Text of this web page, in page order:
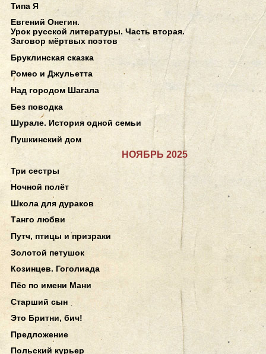
Типа Я
Евгений Онегин.
Урок русской литературы. Часть вторая.
Заговор мёртвых поэтов
Бруклинская сказка
Ромео и Джульетта
Над городом Шагала
Без поводка
Шурале. История одной семьи
Пушкинский дом
НОЯБРЬ 2025
Три сестры
Ночной полёт
Школа для дураков
Танго любви
Путч, птицы и призраки
Золотой петушок
Козинцев. Гоголиада
Пёс по имени Мани
Старший сын
Это Бритни, бич!
Предложение
Польский курьер